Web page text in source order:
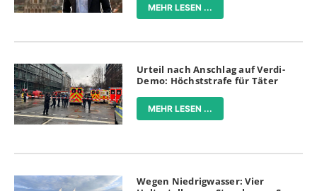
MEHR LESEN ...
Urteil nach Anschlag auf Verdi-
Demo: Höchststrafe für Täter
MEHR LESEN ...
Wegen Niedrigwasser: Vier